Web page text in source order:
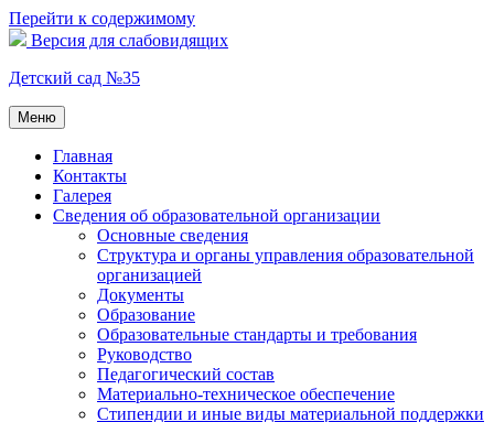
Перейти к содержимому
Версия для слабовидящих
Детский сад №35
Меню
Главная
Контакты
Галерея
Сведения об образовательной организации
Основные сведения
Структура и органы управления образовательной
организацией
Документы
Образование
Образовательные стандарты и требования
Руководство
Педагогический состав
Материально-техническое обеспечение
Стипендии и иные виды материальной поддержки